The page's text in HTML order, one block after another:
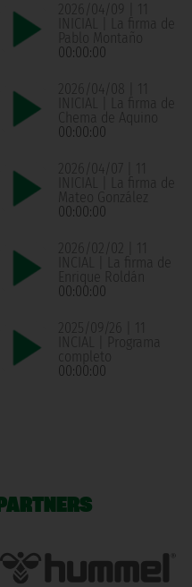
2026/04/09 | 11
INICIAL | La firma de
Pablo Montaño
00:00:00
2026/04/08 | 11
INICIAL | La firma de
Chema de Aquino
00:00:00
2026/04/07 | 11
INICIAL | La firma de
Mateo González
00:00:00
2026/02/02 | 11
INCIAL | La firma de
Enrique Roldán
00:00:00
2025/09/26 | 11
INCIAL | Programa
completo
00:00:00